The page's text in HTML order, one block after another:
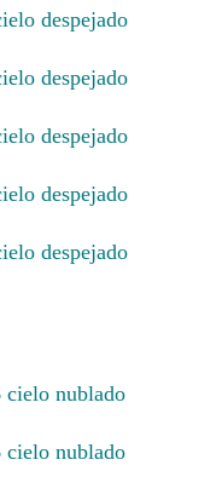
despejado
despejado
despejado
despejado
despejado
cielo nublado
cielo nublado